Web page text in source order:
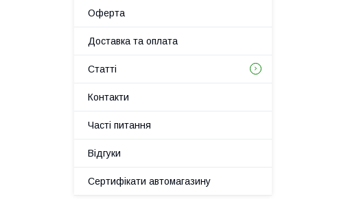
Оферта
Доставка та оплата
Статті
Контакти
Часті питання
Відгуки
Сертифікати автомагазину